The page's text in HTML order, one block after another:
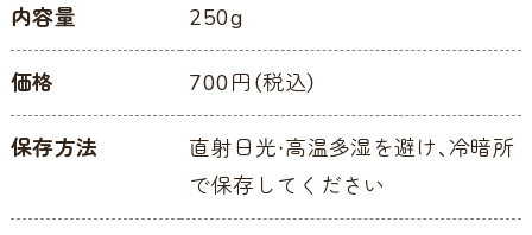
内容量 250g
価格 700円（税込）
保存方法
直射日光・高温多湿を避け、冷暗所
で保存してください